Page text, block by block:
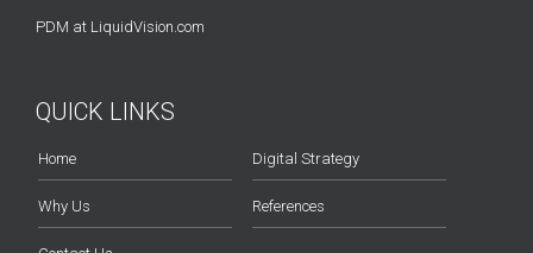
PDM at LiquidVision.com
QUICK LINKS
Home Digital Strategy
Why Us References